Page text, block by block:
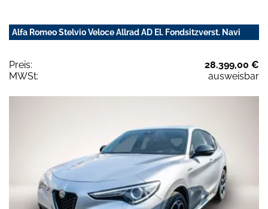
Alfa Romeo Stelvio Veloce Allrad AD El. Fondsitzverst. Navi
Preis:
28.399,00 €
MWSt:
ausweisbar